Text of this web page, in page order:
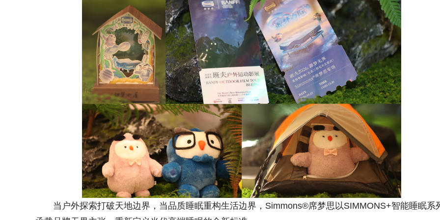
当户外探索打破天地边界，当品质睡眠重构生活边界，Simmons®席梦思以SIMMONS+智能睡眠系